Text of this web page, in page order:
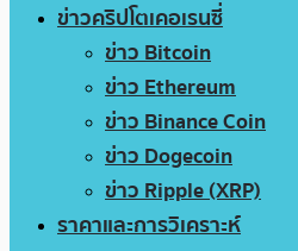
ข่าวคริปโตเคอเรนซี่
ข่าว Bitcoin
ข่าว Ethereum
ข่าว Binance Coin
ข่าว Dogecoin
ข่าว Ripple (XRP)
ราคาและการวิเคราะห์